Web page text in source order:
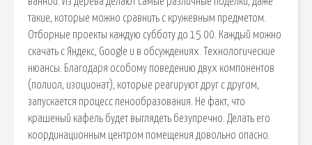
такие, которые можно сравнить с кружевным предметом.
Отборные проекты каждую субботу до 15.00. Каждый можно
скачать с Яндекс, Google и в обсуждениях. Технологические
нюансы. Благодаря особому поведению двух компонентов
(полиол, изоционат), которые реагируют друг с другом,
запускается процесс пенообразования. Не факт, что
крашеный кафель будет выглядеть безупречно. Делать его
координационным центром помещения довольно опасно.